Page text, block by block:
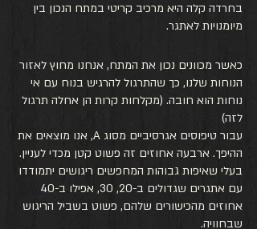
בחרדה קלה היא מרכיב קריטי במתח הנכון בין
מיומנויות לאתגר.
כאשר מכוונים נכון את המתח, אנחנו מחוץ לאזור
הנוחות שלנו, כך שהתרגול להרגיש בנוח עם אי
נוחות הוא חובה. (מקלחות קרות הן אחלה תרגול
לזה)
עבור טיפוסים אגרסיביים מסוג A, אנו מוצאים את
ההיפך. ארבעה אחוזים זה פשוט קטן מכדי לעניין.
בעלי שאיפות גבוהות המחפשים ריגושים יתמודדו
אחוזים מהכישורים שלהם, פשוט בשביל הריגוש
שבחוויה.